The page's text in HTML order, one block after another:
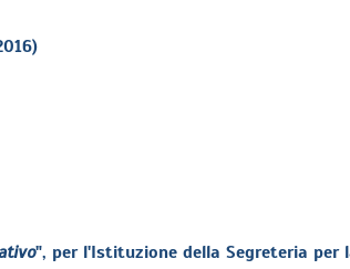
", per l'Istituzione della Segreteria per